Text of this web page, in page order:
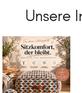
Unsere